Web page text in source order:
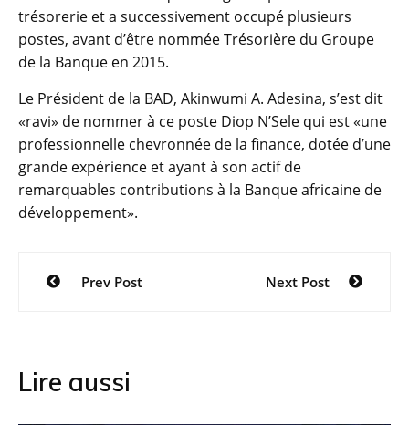
trésorerie et a successivement occupé plusieurs
postes, avant d’être nommée Trésorière du Groupe
de la Banque en 2015.
Le Président de la BAD, Akinwumi A. Adesina, s’est dit
«ravi» de nommer à ce poste Diop N’Sele qui est «une
professionnelle chevronnée de la finance, dotée d’une
grande expérience et ayant à son actif de
remarquables contributions à la Banque africaine de
développement».
Navigation
Prev Post Next Post
Lire aussi